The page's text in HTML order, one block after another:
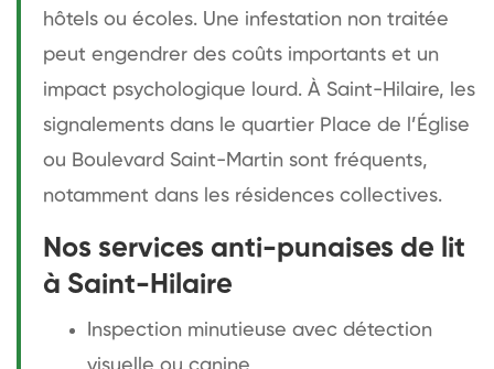
hôtels ou écoles. Une infestation non traitée
peut engendrer des coûts importants et un
impact psychologique lourd. À Saint-Hilaire, les
signalements dans le quartier Place de l’Église
ou Boulevard Saint-Martin sont fréquents,
notamment dans les résidences collectives.
Nos services anti-punaises de lit
à Saint-Hilaire
Inspection minutieuse avec détection